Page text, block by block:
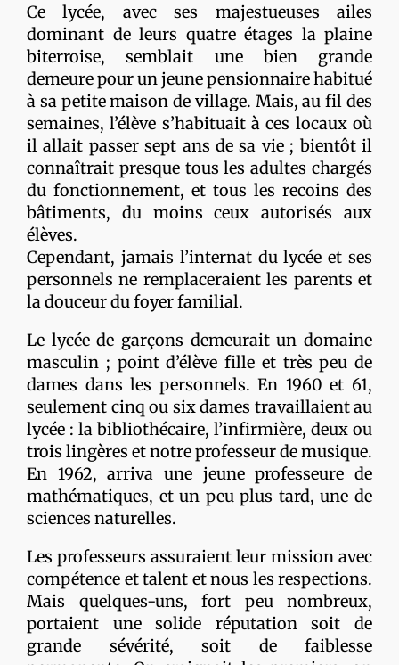
Ce lycée, avec ses majestueuses ailes
dominant de leurs quatre étages la plaine
biterroise, semblait une bien grande
demeure pour un jeune pensionnaire habitué
à sa petite maison de village. Mais, au fil des
semaines, l’élève s’habituait à ces locaux où
il allait passer sept ans de sa vie ; bientôt il
connaîtrait presque tous les adultes chargés
du fonctionnement, et tous les recoins des
bâtiments, du moins ceux autorisés aux
élèves.
Cependant, jamais l’internat du lycée et ses
personnels ne remplaceraient les parents et
la douceur du foyer familial.
Le lycée de garçons demeurait un domaine
masculin ; point d’élève fille et très peu de
dames dans les personnels. En 1960 et 61,
seulement cinq ou six dames travaillaient au
lycée : la bibliothécaire, l’infirmière, deux ou
trois lingères et notre professeur de musique.
En 1962, arriva une jeune professeure de
mathématiques, et un peu plus tard, une de
sciences naturelles.
Les professeurs assuraient leur mission avec
compétence et talent et nous les respections.
Mais quelques-uns, fort peu nombreux,
portaient une solide réputation soit de
grande sévérité, soit de faiblesse